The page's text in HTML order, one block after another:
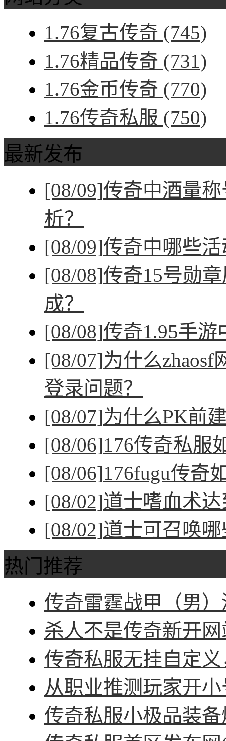
1.76复古传奇 (745)
1.76精品传奇 (731)
1.76金币传奇 (770)
1.76传奇私服 (750)
最新发布
[08/09]传奇中酒量
析？
[08/09]传奇中哪些
[08/08]传奇15号勋
成？
[08/08]传奇1.95手
[08/07]为什么
登录问题？
[08/07]为什么PK前
[08/06]176传奇私服
[08/06]176fugu传奇
[08/02]道士嗜血术
[08/02]道士可召唤
热门推荐
传奇雷霆战甲（男
杀人不是传奇新开
传奇私服无挂自定
从职业推测玩家开
传奇私服小极品装